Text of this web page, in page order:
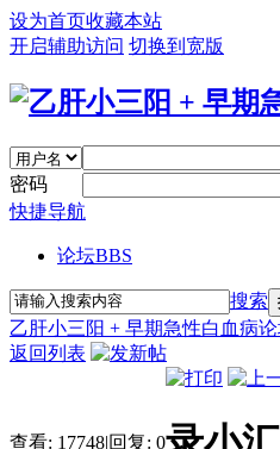
设为首页收藏本站
开启辅助访问 切换到宽版
密码
快捷导航
论坛BBS
搜索
乙肝小三阳 + 早期急性白血病
返回列表
查看: 17748|回复: 0